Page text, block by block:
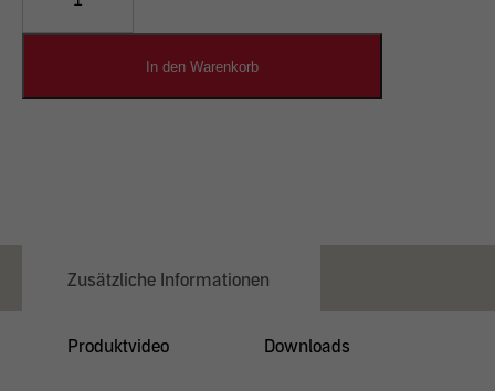
Designputz
In den Warenkorb
Zusätzliche Informationen
Produktvideo Downloads